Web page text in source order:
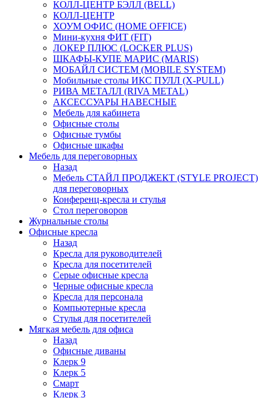
КОЛЛ-ЦЕНТР БЭЛЛ (BELL)
КОЛЛ-ЦЕНТР
ХОУМ ОФИС (HOME OFFICE)
Мини-кухня ФИТ (FIT)
ЛОКЕР ПЛЮС (LOCKER PLUS)
ШКАФЫ-КУПЕ МАРИС (MARIS)
МОБАЙЛ СИСТЕМ (MOBILE SYSTEM)
Мобильные столы ИКС ПУЛЛ (X-PULL)
РИВА МЕТАЛЛ (RIVA METAL)
АКСЕССУАРЫ НАВЕСНЫЕ
Мебель для кабинета
Офисные столы
Офисные тумбы
Офисные шкафы
Мебель для переговорных
Назад
Мебель СТАЙЛ ПРОДЖЕКТ (STYLE PROJECT)
для переговорных
Конференц-кресла и стулья
Стол переговоров
Журнальные столы
Офисные кресла
Назад
Кресла для руководителей
Кресла для посетителей
Серые офисные кресла
Черные офисные кресла
Кресла для персонала
Компьютерные кресла
Стулья для посетителей
Мягкая мебель для офиса
Назад
Офисные диваны
Клерк 9
Клерк 5
Смарт
Клерк 3